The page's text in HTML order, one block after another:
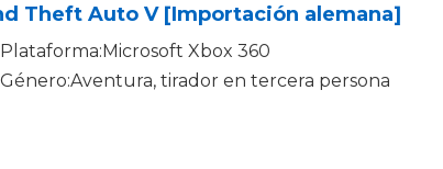
Theft Auto V [Importación alemana]
Plataforma:Microsoft Xbox 360
Género:Aventura, tirador en tercera persona